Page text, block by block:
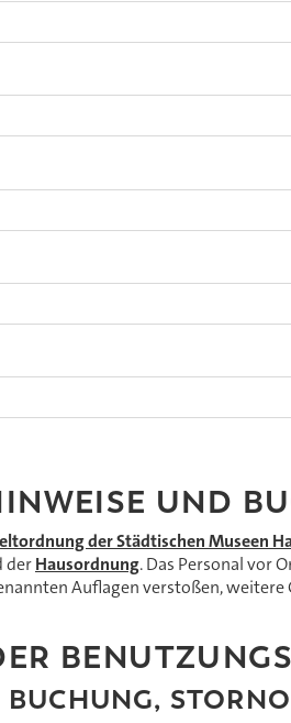
UND
der Städtischen Museen
derHausordnung. Das Personal vor
Auflagen verstoßen,